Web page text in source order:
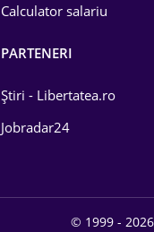
Calculator salariu
PARTENERI
Știri - Libertatea.ro
Jobradar24
© 1999 - 2026